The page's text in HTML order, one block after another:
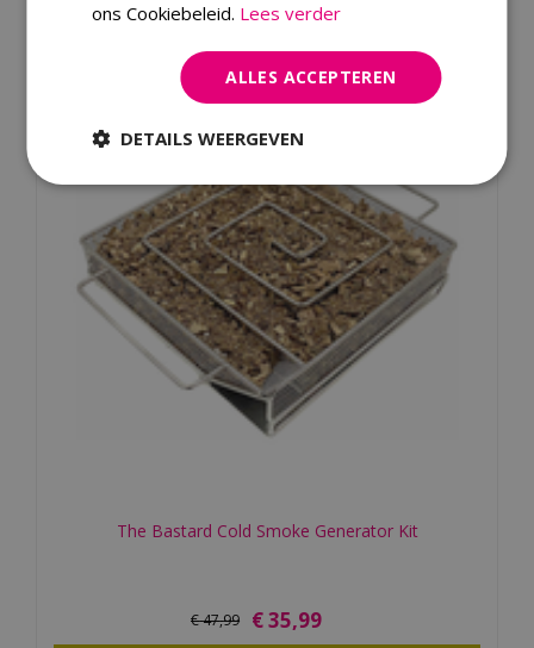
Kijk ook eens naar:
The Bastard Cold Smoke Generator Kit
€47,99 €35,99
ons Cookiebeleid. Lees verder
ALLES ACCEPTEREN
DETAILS WEERGEVEN